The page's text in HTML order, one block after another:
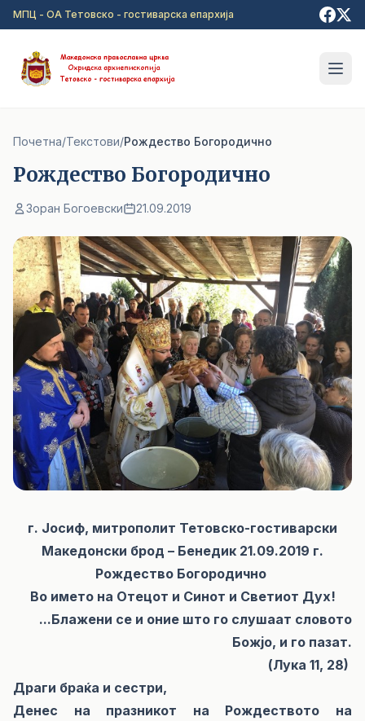
Прејди на главна содржина
МПЦ - ОА Тетовско - гостиварска епархија
Почетна/Текстови/Рождество Богородично
Рождество Богородично
Зоран Богоевски 21.09.2019
г. Јосиф, митрополит Тетовско-гостиварски
Македонски брод – Бенедик 21.09.2019 г.
Рождество Богородично
Во името на Отецот и Синот и Светиот Дух!
...Блажени се и оние што го слушаат словото
Божјо, и го пазат.
(Лука 11, 28)
Драги браќа и сестри,
Денес на празникот на Рождеството на